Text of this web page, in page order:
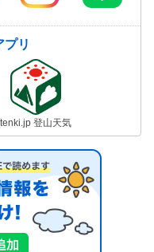
リ
tenki.jp 登山天気